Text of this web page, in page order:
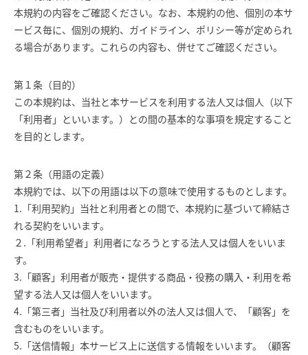
本規約の内容をご確認ください。なお、本規約の他、個別の本サ
ービス毎に、個別の規約、ガイドライン、ポリシー等が定められ
る場合があります。これらの内容も、併せてご確認ください。
第１条（目的）
この本規約は、当社と本サービスを利用する法人又は個人（以下
「利用者」といいます。）との間の基本的な事項を規定すること
を目的とします。
第２条（用語の定義）
本規約では、以下の用語は以下の意味で使用するものとします。
1.「利用契約」当社と利用者との間で、本規約に基づいて締結さ
れる契約をいいます。
２.「利用希望者」利用者になろうとする法人又は個人をいいま
す。
3.「顧客」利用者が販売・提供する商品・役務の購入・利用を希
望する法人又は個人をいいます。
4.「第三者」当社及び利用者以外の法人又は個人で、「顧客」を
含むものをいいます。
5.「送信情報」本サービス上に送信する情報をいいます。（顧客